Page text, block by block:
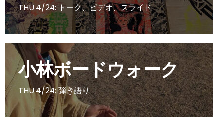
THU 4/24: トーク、ビデオ、スライド
小林ボードウォーク
THU 4/24: 弾き語り